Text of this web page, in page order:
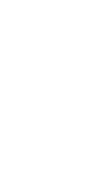
04
배경
알아
배경
알아
알아
05
색
이미